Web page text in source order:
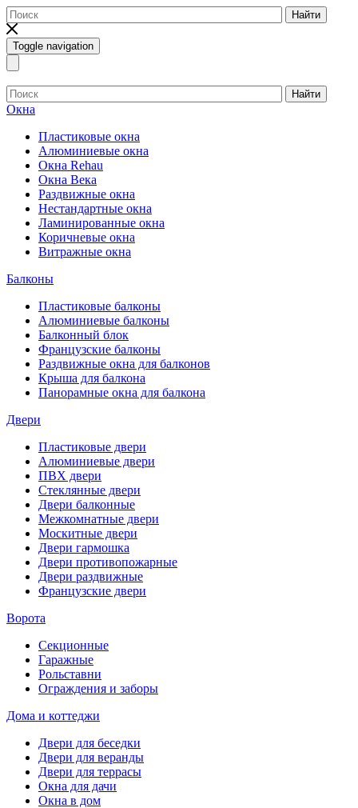
Найти
Toggle navigation
Найти
Окна
Пластиковые окна
Алюминиевые окна
Окна Rehau
Окна Века
Раздвижные окна
Нестандартные окна
Ламинированные окна
Коричневые окна
Витражные окна
Балконы
Пластиковые балконы
Алюминиевые балконы
Балконный блок
Французские балконы
Раздвижные окна для балконов
Крыша для балкона
Панорамные окна для балкона
Двери
Пластиковые двери
Алюминиевые двери
ПВХ двери
Стеклянные двери
Двери балконные
Межкомнатные двери
Москитные двери
Двери гармошка
Двери противопожарные
Двери раздвижные
Французские двери
Ворота
Секционные
Гаражные
Рольставни
Ограждения и заборы
Дома и коттеджи
Двери для беседки
Двери для веранды
Двери для террасы
Окна для дачи
Окна в дом